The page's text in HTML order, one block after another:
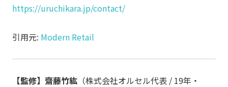
https://uruchikara.jp/contact/
引用元: Modern Retail
【監修】齋藤竹紘（株式会社オルセル代表 / 19年・